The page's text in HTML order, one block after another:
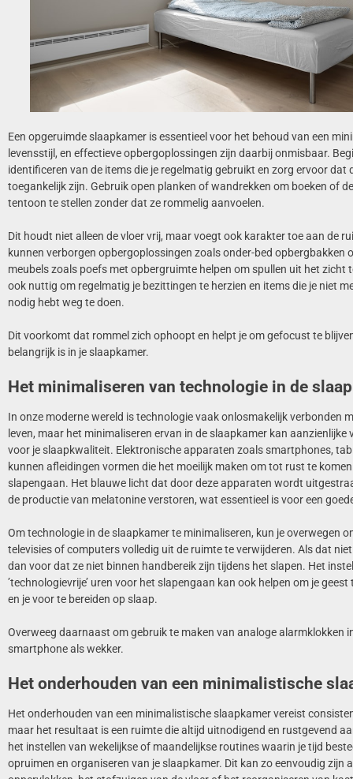
Een opgeruimde slaapkamer is essentieel voor het behoud van een
levensstijl, en effectieve opbergoplossingen zijn daarbij onmisbaar.
identificeren van de items die je regelmatig gebruikt en zorg ervoor dat
toegankelijk zijn. Gebruik open planken of wandrekken om boeken of
tentoon te stellen zonder dat ze rommelig aanvoelen.
Dit houdt niet alleen de vloer vrij, maar voegt ook karakter toe aan de
kunnen verborgen opbergoplossingen zoals onder-bed opbergbakken
meubels zoals poefs met opbergruimte helpen om spullen uit het zicht
ook nuttig om regelmatig je bezittingen te herzien en items die je niet
nodig hebt weg te doen.
Dit voorkomt dat rommel zich ophoopt en helpt je om gefocust te
belangrijk is in je slaapkamer.
Het minimaliseren van technologie in de
In onze moderne wereld is technologie vaak onlosmakelijk verbonden
leven, maar het minimaliseren ervan in de slaapkamer kan aanzienlijke
voor je slaapkwaliteit. Elektronische apparaten zoals smartphones,
kunnen afleidingen vormen die het moeilijk maken om tot rust te
slapengaan. Het blauwe licht dat door deze apparaten wordt
de productie van melatonine verstoren, wat essentieel is voor een
Om technologie in de slaapkamer te minimaliseren, kun je overwegen
televisies of computers volledig uit de ruimte te verwijderen. Als dat
dan voor dat ze niet binnen handbereik zijn tijdens het slapen. Het
’technologievrije’ uren voor het slapengaan kan ook helpen om je
en je voor te bereiden op slaap.
Overweeg daarnaast om gebruik te maken van analoge alarmklokken
smartphone als wekker.
Het onderhouden van een minimalistische
Het onderhouden van een minimalistische slaapkamer vereist
maar het resultaat is een ruimte die altijd uitnodigend en rustgevend
het instellen van wekelijkse of maandelijkse routines waarin je tijd
opruimen en organiseren van je slaapkamer. Dit kan zo eenvoudig zijn